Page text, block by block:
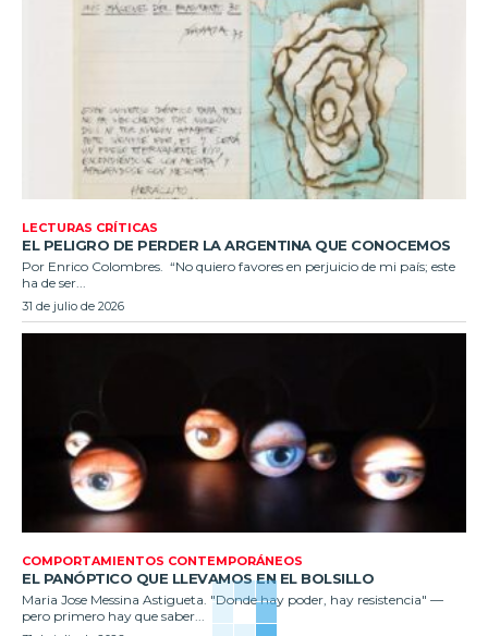
LECTURAS CRÍTICAS
EL PELIGRO DE PERDER LA ARGENTINA QUE CONOCEMOS
Por Enrico Colombres. “No quiero favores en perjuicio de mi país; este
ha de ser...
31 de julio de 2026
COMPORTAMIENTOS CONTEMPORÁNEOS
EL PANÓPTICO QUE LLEVAMOS EN EL BOLSILLO
Maria Jose Messina Astigueta. "Donde hay poder, hay resistencia" —
pero primero hay que saber...